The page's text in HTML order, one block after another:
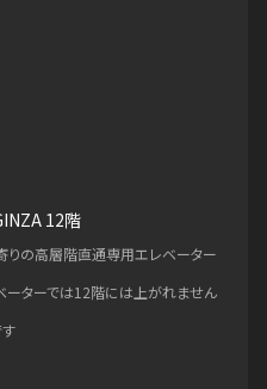
12階
りの高層階直通専用エレベーター
ターでは12階には上がれません